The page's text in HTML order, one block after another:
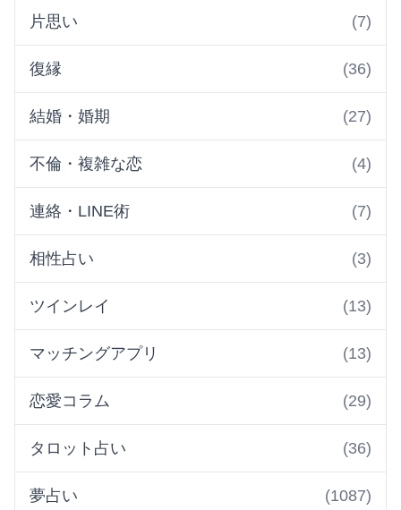
片思い (7)
復縁 (36)
結婚・婚期 (27)
不倫・複雑な恋 (4)
連絡・LINE術 (7)
相性占い (3)
ツインレイ (13)
マッチングアプリ (13)
恋愛コラム (29)
タロット占い (36)
夢占い (1087)